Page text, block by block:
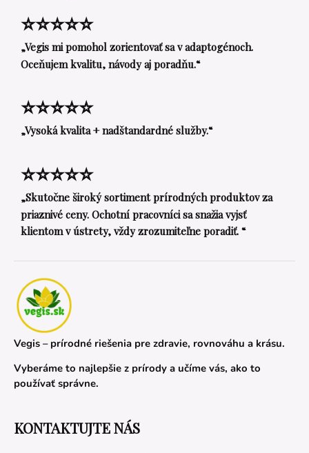
⭐⭐⭐⭐⭐
„Vegis mi pomohol zorientovať sa v adaptogénoch.
Oceňujem kvalitu, návody aj poradňu.“
⭐⭐⭐⭐⭐
„Vysoká kvalita + nadštandardné služby.“
⭐⭐⭐⭐⭐
„Skutočne široký sortiment prírodných produktov za
priaznivé ceny. Ochotní pracovníci sa snažia vyjsť
klientom v ústrety, vždy zrozumiteľne poradiť. “
Vegis – prírodné riešenia pre zdravie, rovnováhu a krásu.
Vyberáme to najlepšie z prírody a učíme vás, ako to
používať správne.
KONTAKTUJTE NÁS